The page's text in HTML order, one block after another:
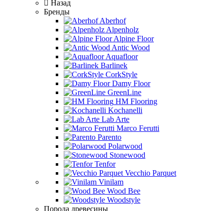
Назад
Бренды
Aberhof
Alpenholz
Alpine Floor
Antic Wood
Aquafloor
Barlinek
CorkStyle
Damy Floor
GreenLine
HM Flooring
Kochanelli
Lab Arte
Marco Ferutti
Parento
Polarwood
Stonewood
Tenfor
Vecchio Parquet
Vinilam
Wood Bee
Woodstyle
Порода древесины